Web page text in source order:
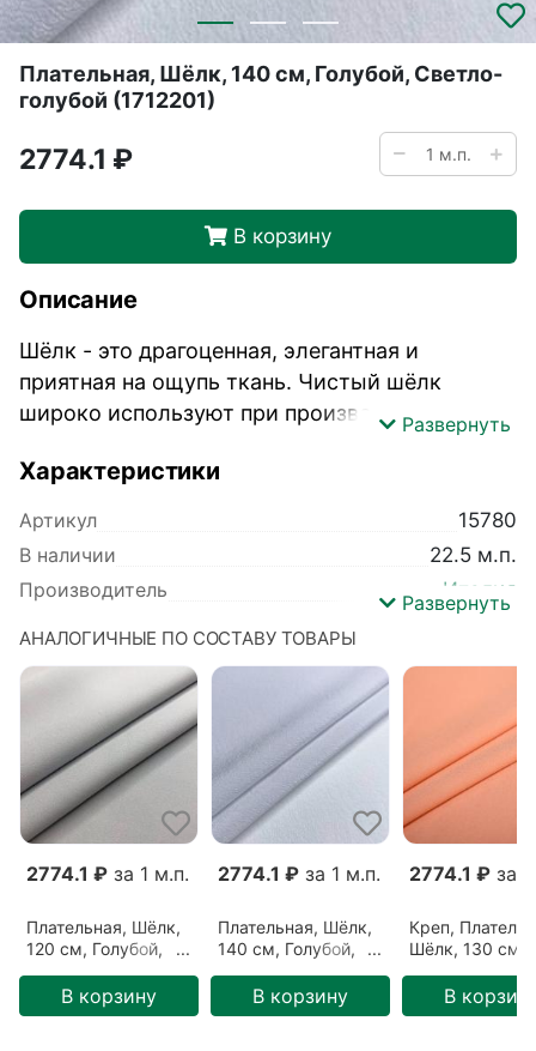
Плательная, Шёлк, 140 см, Голубой, Светло-
голубой (1712201)
2774.1 ₽
В корзину
Описание
Шёлк - это драгоценная, элегантная и
приятная на ощупь ткань. Чистый шёлк
широко используют при производствеРазвернуть
Характеристики
Артикул
15780
В наличии
22.5 м.п.
Производитель
Италия
Цвет ткани
Светло-голубой (1712201)
Базовый цвет
Голубой
Тип ткани
Плательная
Назначение
Блузка,Платье
Сезонность
Лето Осень , Зима
Ширина
140 см
Развернуть
АНАЛОГИЧНЫЕ ПО СОСТАВУ ТОВАРЫ
2774.1 ₽ за 1 м.п.
Плательная, Шёлк,
120 см, Голубой,
(0911207)
В корзину
2774.1 ₽ за 1 м.п.
Плательная, Шёлк,
140 см, Голубой,
(1712201)
В корзину
2774.1 ₽ за
Креп,
Шёлк, 130 см,
Персик
В